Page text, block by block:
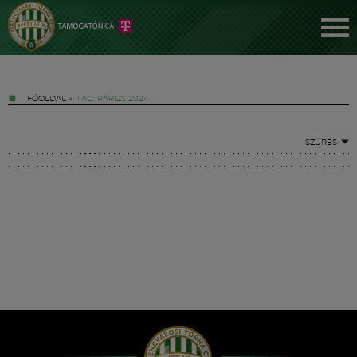
FŐOLDAL » TAG: PÁRIZS 2024
SZŰRÉS
Hírek